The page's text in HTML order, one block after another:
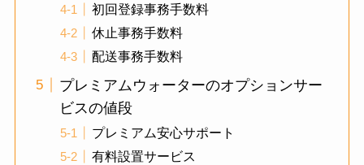
初回登録事務手数料
休止事務手数料
配送事務手数料
プレミアムウォーターのオプションサー
ビスの値段
プレミアム安心サポート
有料設置サービス